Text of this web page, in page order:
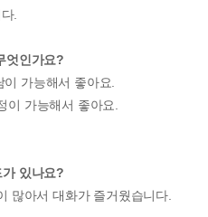
.
엇인가요?
가능해서 좋아요.
이 가능해서 좋아요.
있나요?
많아서 대화가 즐거웠습니다.